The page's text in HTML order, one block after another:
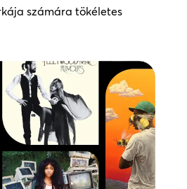
számára tökéletes